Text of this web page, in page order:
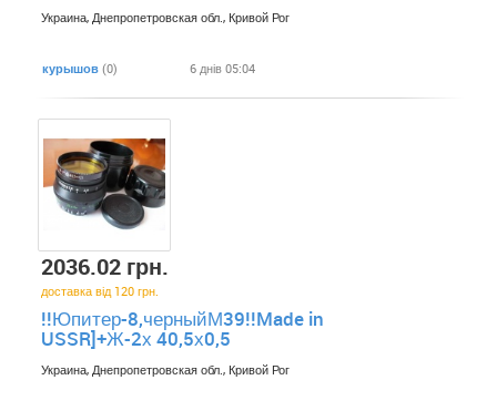
Украина, Днепропетровская обл., Кривой Рог
курышов (0) 6 днів 05:04
2036.02 грн.
доставка від 120 грн.
!!Юпитер-8,черныйМ39!!Made in
USSR]+Ж-2х 40,5х0,5
Украина, Днепропетровская обл., Кривой Рог